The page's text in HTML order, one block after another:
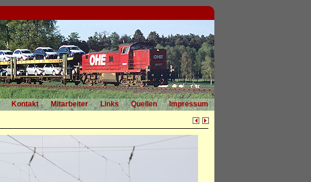
Kontakt Mitarbeiter Links Quellen
Impressum